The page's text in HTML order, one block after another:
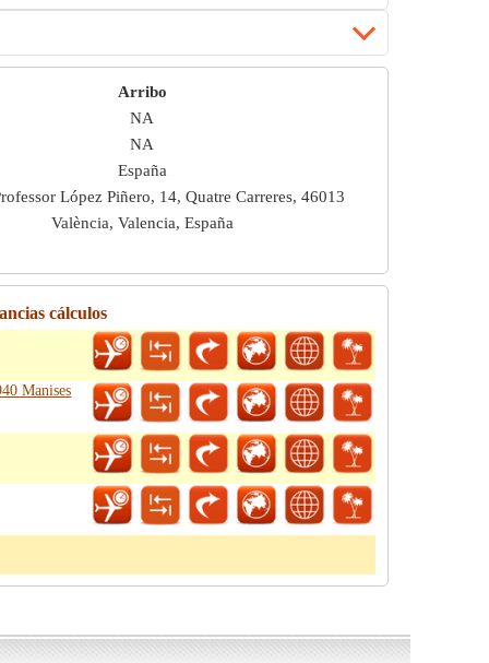
Arribo
NA
NA
España
López Piñero, 14, Quatre Carreres, 46013
València, Valencia, España
cálculos
Manises